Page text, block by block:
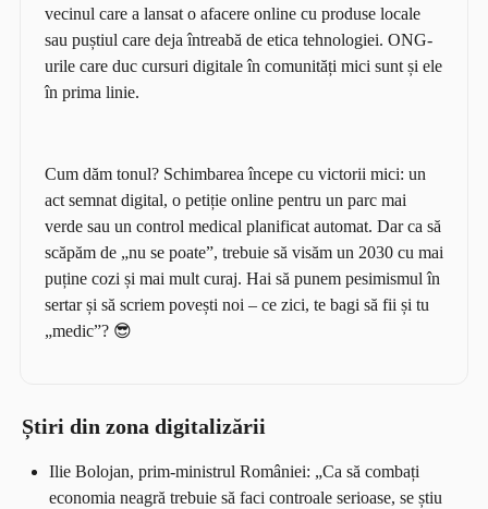
vecinul care a lansat o afacere online cu produse locale
sau puștiul care deja întreabă de etica tehnologiei. ONG-
urile care duc cursuri digitale în comunități mici sunt și ele
în prima linie.
Cum dăm tonul? Schimbarea începe cu victorii mici: un
act semnat digital, o petiție online pentru un parc mai
verde sau un control medical planificat automat. Dar ca să
scăpăm de „nu se poate”, trebuie să visăm un 2030 cu mai
puține cozi și mai mult curaj. Hai să punem pesimismul în
sertar și să scriem povești noi – ce zici, te bagi să fii și tu
„medic”? 😎
Știri din zona digitalizării
Ilie Bolojan, prim-ministrul României: „Ca să combați
economia neagră trebuie să faci controale serioase, se știu